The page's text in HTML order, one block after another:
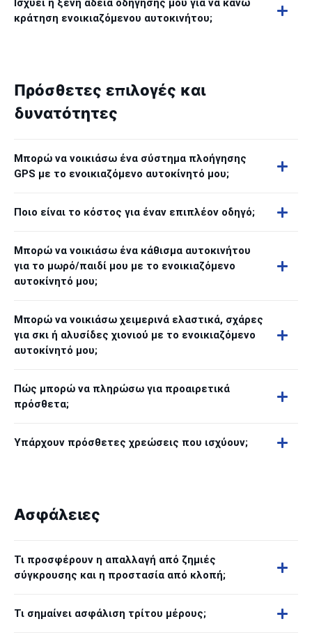
Ισχύει η ξένη άδεια οδήγησής μου για να κάνω
κράτηση ενοικιαζόμενου αυτοκινήτου;
Πρόσθετες επιλογές και
δυνατότητες
Μπορώ να νοικιάσω ένα σύστημα πλοήγησης
GPS με το ενοικιαζόμενο αυτοκίνητό μου;
Ποιο είναι το κόστος για έναν επιπλέον οδηγό;
Μπορώ να νοικιάσω ένα κάθισμα αυτοκινήτου
για το μωρό/παιδί μου με το ενοικιαζόμενο
αυτοκίνητό μου;
Μπορώ να νοικιάσω χειμερινά ελαστικά, σχάρες
για σκι ή αλυσίδες χιονιού με το ενοικιαζόμενο
αυτοκίνητό μου;
Πώς μπορώ να πληρώσω για προαιρετικά
πρόσθετα;
Υπάρχουν πρόσθετες χρεώσεις που ισχύουν;
Ασφάλειες
Τι προσφέρουν η απαλλαγή από ζημιές
σύγκρουσης και η προστασία από κλοπή;
Τι σημαίνει ασφάλιση τρίτου μέρους;